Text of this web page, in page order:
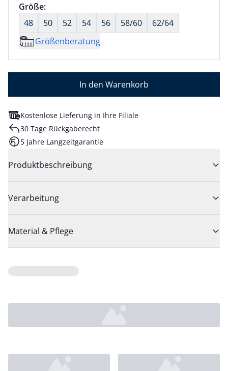
Größenauswahl:
Größe:nichts ausgewählt
48
50 52 54 56 58/60
62/64
Größenberatung
In den Warenkorb
Kostenlose Lieferung in Ihre Filiale
30 Tage Rückgaberecht
5 Jahre Langzeitgarantie
Produktbeschreibung
Verarbeitung
Material & Pflege